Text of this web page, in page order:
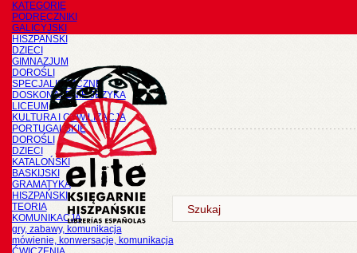
KATEGORIE
PODRĘCZNIKI
GALICYJSKI
HISZPAŃSKI
DZIECI
GIMNAZJUM
DOROŚLI
SPECJALISTYCZNE
DOSKONALENIE JĘZYKA
LICEUM
KULTURA I CYWILIZACJA
PORTUGALSKIE
DOROŚLI
DZIECI
KATALOŃSKI
BASKIJSKI
GRAMATYKA
HISZPAŃSKI
TEORIA
KOMUNIKACJA
gry, zabawy, komunikacja
mówienie, konwersacje, komunikacja